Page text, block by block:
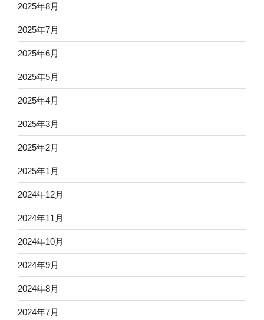
2025年8月
2025年7月
2025年6月
2025年5月
2025年4月
2025年3月
2025年2月
2025年1月
2024年12月
2024年11月
2024年10月
2024年9月
2024年8月
2024年7月